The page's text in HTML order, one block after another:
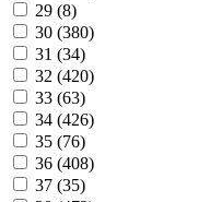
29 (8)
30 (380)
31 (34)
32 (420)
33 (63)
34 (426)
35 (76)
36 (408)
37 (35)